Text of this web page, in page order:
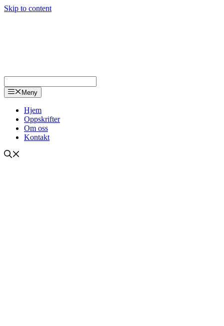
Skip to content
Meny
Hjem
Oppskrifter
Om oss
Kontakt